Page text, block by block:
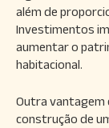
além de
Investimentos
aumentar o
habitacional.
Outra vantagem
construção de